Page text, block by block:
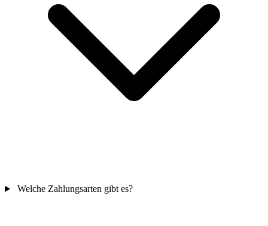
Welche Zahlungsarten gibt es?